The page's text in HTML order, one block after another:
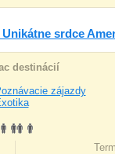
srdce
destinácií
zájazdy